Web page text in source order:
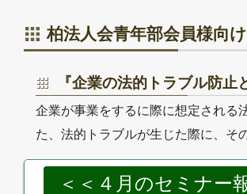
柏法人会青年部会員様向け
『企業の法的トラブル防止
企業が事業をするに際に想定される
た、法的トラブルが生じた際に、そ
＜＜４月のセミナー